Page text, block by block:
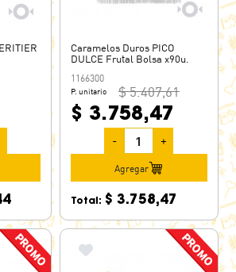
Caramelos Duros PICO
DULCE Frutal Bolsa x90u.
1166300
P. unitario $ 5.407,61
$ 3.758,47
- +
Agregar
Total: $ 3.758,47